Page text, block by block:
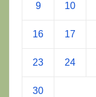
9 10
16 17
23 24
30